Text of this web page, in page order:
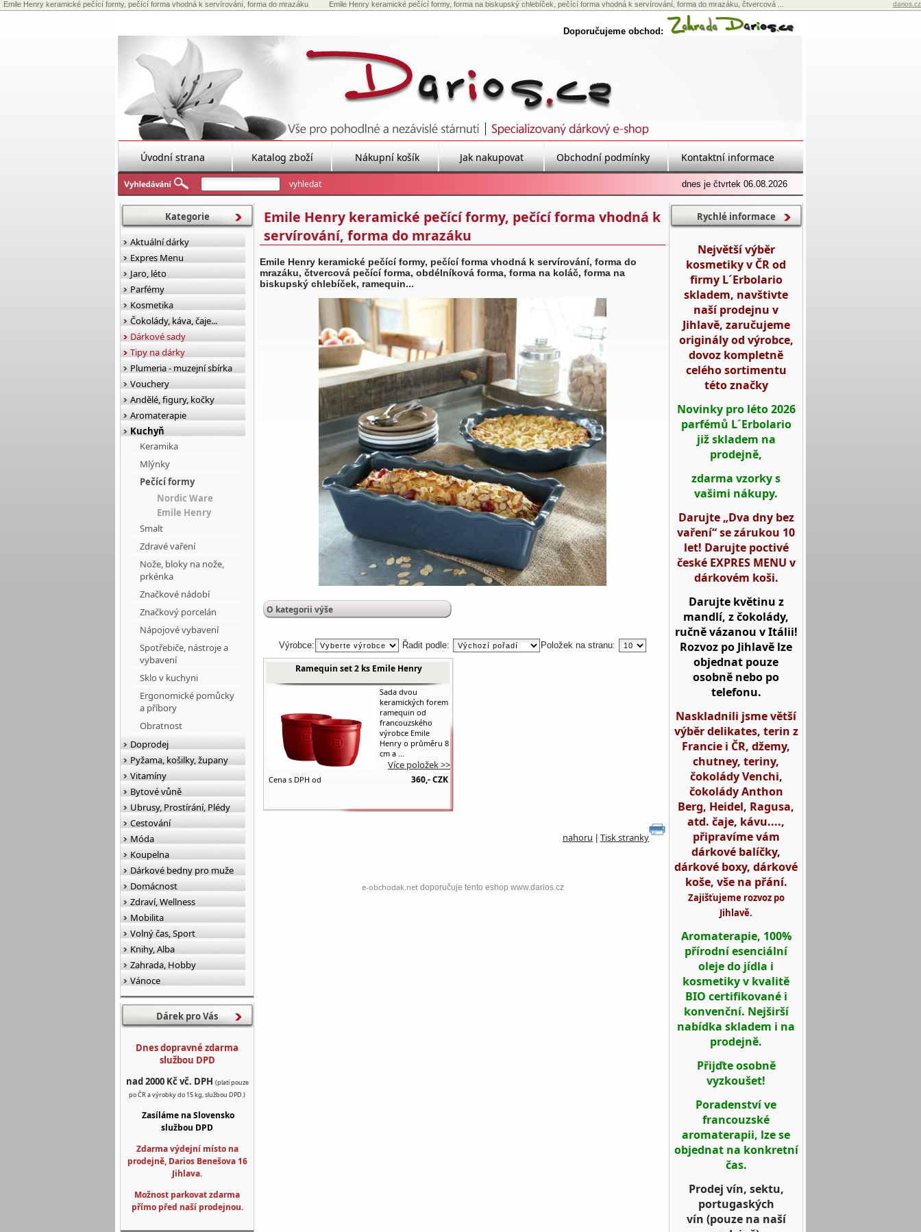
Emile Henry keramické pečící formy, pečící forma vhodná k servírování, forma do mrazáku Emile Henry keramické pečící formy, forma na biskupský chlebíček, pečící forma vhodná k servírování, forma do mrazáku, čtvercová ... darios.cz
Doporučujeme obchod:
Úvodní strana Katalog zboží Nákupní košík Jak nakupovat Obchodní podmínky Kontaktní informace
dnes je čtvrtek 06.08.2026
Emile Henry keramické pečící formy, pečící forma vhodná k
servírování, forma do mrazáku
Emile Henry keramické pečící formy, pečící forma vhodná k servírování, forma do
mrazáku, čtvercová pečící forma, obdélníková forma, forma na koláč, forma na
biskupský chlebíček, ramequin...
O kategorii výše
Výrobce: Řadit podle: Položek na stranu:
Ramequin set 2 ks Emile Henry
Sada dvou
keramických forem
ramequin od
francouzského
výrobce Emile
Henry o průměru 8
cm a ...
Více položek >>
Cena s DPH od 360,-CZK
nahoru Tisk stranky
e-obchodak.netdoporučuje tento eshop www.darios.cz
Kategorie
Aktuální dárky
Expres Menu
Jaro, léto
Parfémy
Kosmetika
Čokolády, káva, čaje...
Dárkové sady
Tipy na dárky
Plumeria - muzejní sbírka
Vouchery
Andělé, figury, kočky
Aromaterapie
Kuchyň
Keramika
Mlýnky
Pečící formy
Nordic Ware
Emile Henry
Smalt
Zdravé vaření
Nože, bloky na nože,
prkénka
Značkové nádobí
Značkový porcelán
Nápojové vybavení
Spotřebiče, nástroje a
vybavení
Sklo v kuchyni
Ergonomické pomůcky
a příbory
Obratnost
Doprodej
Pyžama, košilky, župany
Vitamíny
Bytové vůně
Ubrusy, Prostírání, Plédy
Cestování
Móda
Koupelna
Dárkové bedny pro muže
Domácnost
Zdraví, Wellness
Mobilita
Volný čas, Sport
Knihy, Alba
Zahrada, Hobby
Vánoce
Dárek pro Vás
Dnes dopravné zdarma
službou DPD
nad 2000 Kč vč. DPH (platí pouze
po ČR a výrobky do 15 kg, službou DPD.)
Zasíláme na Slovensko
službou DPD
Zdarma výdejní místo na
prodejně, Darios Benešova 16
Jihlava.
Možnost parkovat zdarma
přímo před naší prodejnou.
Rychlé informace
Největší výběr
kosmetiky v ČR od
firmy L´Erbolario
skladem, navštivte
naší prodejnu v
Jihlavě, zaručujeme
originály od výrobce,
dovoz kompletně
celého sortimentu
této značky
Novinky pro léto 2026
parfémů L´Erbolario
již skladem na
prodejně,
zdarma vzorky s
vašimi nákupy.
Darujte „Dva dny bez
vaření“ se zárukou 10
let! Darujte poctivé
české EXPRES MENU v
dárkovém koši.
Darujte květinu z
mandlí, z čokolády,
ručně vázanou v Itálii!
Rozvoz po Jihlavě lze
objednat pouze
osobně nebo po
telefonu.
Naskladnili jsme větší
výběr delikates, terin z
Francie i ČR, džemy,
chutney, teriny,
čokolády Venchi,
čokolády Anthon
Berg, Heidel, Ragusa,
atd. čaje, kávu....,
připravíme vám
dárkové balíčky,
dárkové boxy, dárkové
koše, vše na přání.
Zajišťujeme rozvoz po
Jihlavě.
Aromaterapie, 100%
přírodní esenciální
oleje do jídla i
kosmetiky v kvalitě
BIO certifikované i
konvenční. Nejširší
nabídka skladem i na
prodejně.
Přijďte osobně
vyzkoušet!
Poradenství ve
francouzské
aromaterapii, lze se
objednat na konkretní
čas.
Prodej vín, sektu,
portugaských
vín (pouze na naší